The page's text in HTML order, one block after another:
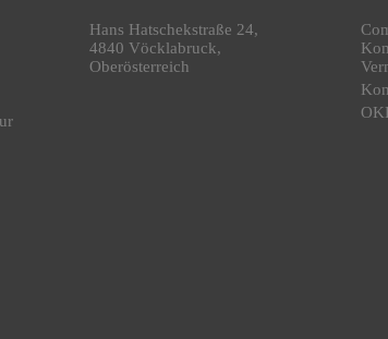
Hans Hatschekstraße 24,
4840 Vöcklabruck,
Oberösterreich